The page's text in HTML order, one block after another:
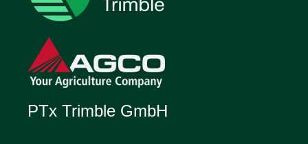
PTx Trimble GmbH